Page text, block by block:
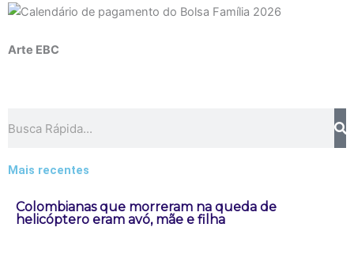
Arte EBC
Mais recentes
Colombianas que morreram na queda de
helicóptero eram avó, mãe e filha